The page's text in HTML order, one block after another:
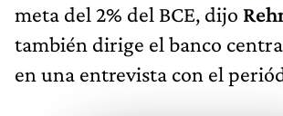
meta del 2% del BCE, dijo
también dirige el banco
en una entrevista con el